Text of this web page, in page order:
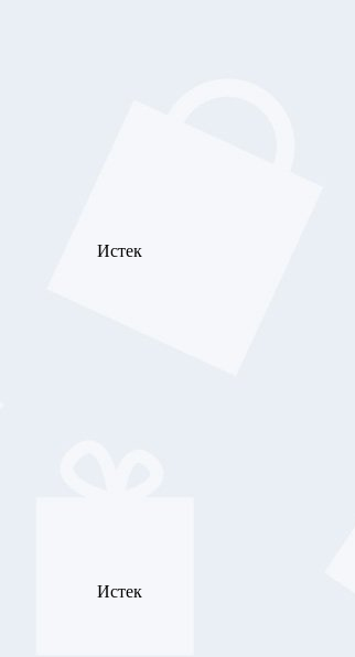
Истек
Истек